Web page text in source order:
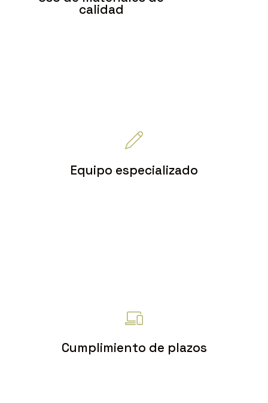
calidad
Equipo especializado
Cumplimiento de plazos